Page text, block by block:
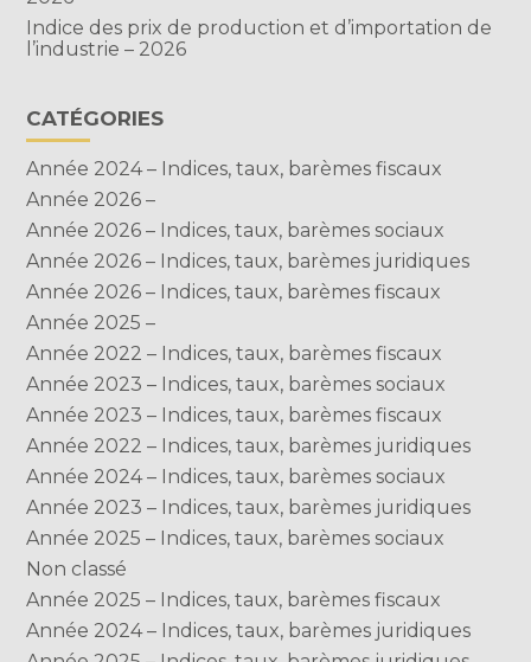
Indice des prix de production et d’importation de
l’industrie – 2026
CATÉGORIES
Année 2024 – Indices, taux, barèmes fiscaux
Année 2026 –
Année 2026 – Indices, taux, barèmes sociaux
Année 2026 – Indices, taux, barèmes juridiques
Année 2026 – Indices, taux, barèmes fiscaux
Année 2025 –
Année 2022 – Indices, taux, barèmes fiscaux
Année 2023 – Indices, taux, barèmes sociaux
Année 2023 – Indices, taux, barèmes fiscaux
Année 2022 – Indices, taux, barèmes juridiques
Année 2024 – Indices, taux, barèmes sociaux
Année 2023 – Indices, taux, barèmes juridiques
Année 2025 – Indices, taux, barèmes sociaux
Non classé
Année 2025 – Indices, taux, barèmes fiscaux
Année 2024 – Indices, taux, barèmes juridiques